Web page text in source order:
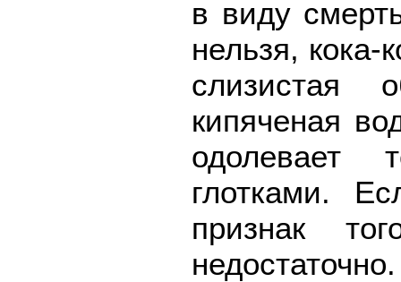
в виду
нельзя, кока-
слизистая
кипяченая
одолевает
глотками.
признак
недостаточно.